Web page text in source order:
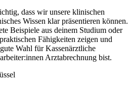
dass wir unsere klinischen
Wissen klar präsentieren können.
Beispiele aus deinem Studium oder
Fähigkeiten zeigen und
Wahl für Kassenärztliche
Arztabrechnung bist.